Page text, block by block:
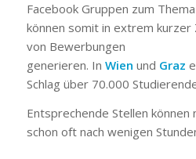
Facebook Gruppen zum
können somit in extrem kurzer
von Bewerbungen
generieren. In Wien und Graz
Schlag über 70.000
Entsprechende Stellen können
schon oft nach wenigen